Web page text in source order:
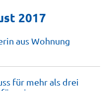
2017
aus Wohnung
für mehr als drei